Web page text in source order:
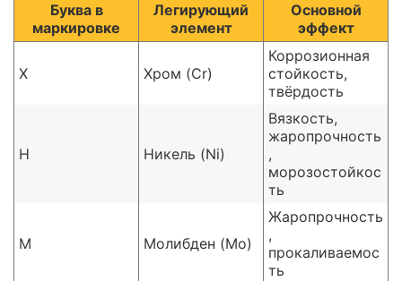
Буква в
маркировке
Легирующий
элемент
Основной
эффект
Х Хром (Cr)
Коррозионная
стойкость,
твёрдость
Н Никель (Ni)
Вязкость,
жаропрочность
,
морозостойкос
ть
М Молибден (Mo)
Жаропрочность
,
прокаливаемос
ть